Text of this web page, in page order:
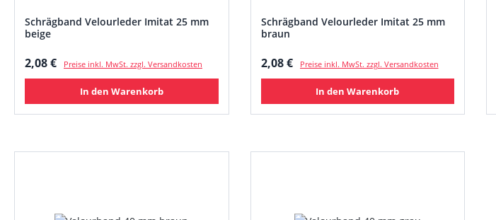
Schrägband Velourleder Imitat 25 mm
beige
Regulärer Preis:
2,08 € Preise inkl. MwSt. zzgl. Versandkosten
In den Warenkorb
Schrägband Velourleder Imitat 25 mm
braun
Regulärer Preis:
2,08 € Preise inkl. MwSt. zzgl. Versandkosten
In den Warenkorb